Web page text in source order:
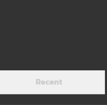
Recent